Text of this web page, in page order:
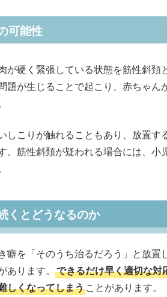
可能性
が硬く緊張している状態を筋性斜頚
題が生じることで起こり、赤ちゃん
しこりが触れることもあり、放置す
。筋性斜頚が疑われる場合には、小
くとどうなるのか
癖を「そのうち治るだろう」と放置
あります。 できるだけ早く適切な対
しくなってしまうことがあります。